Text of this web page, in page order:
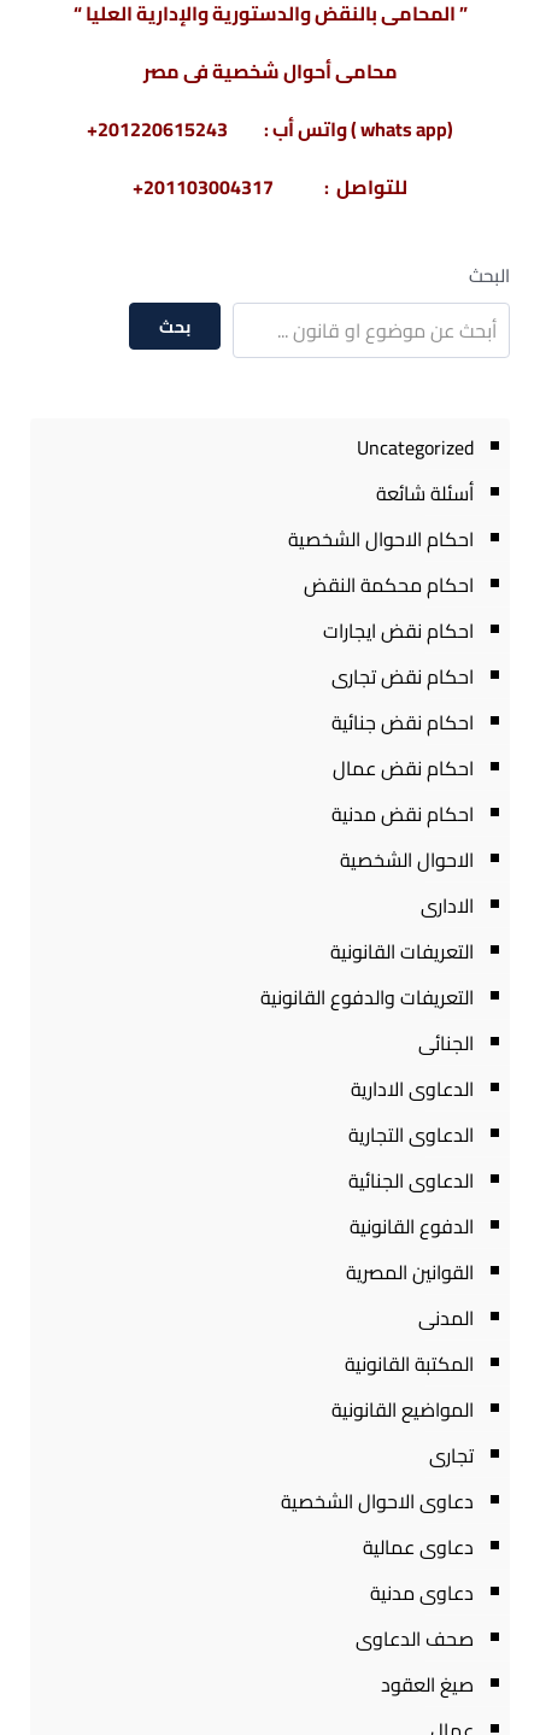
” المحامى بالنقض والدستورية والإدارية العليا “
محامى أحوال شخصية فى مصر
(whats app ) واتس أب : 201220615243+
للتواصل : 201103004317+
البحث
بحث
Uncategorized
أسئلة شائعة
احكام الاحوال الشخصية
احكام محكمة النقض
احكام نقض ايجارات
احكام نقض تجارى
احكام نقض جنائية
احكام نقض عمال
احكام نقض مدنية
الاحوال الشخصية
الادارى
التعريفات القانونية
التعريفات والدفوع القانونية
الجنائى
الدعاوى الادارية
الدعاوى التجارية
الدعاوى الجنائية
الدفوع القانونية
القوانين المصرية
المدنى
المكتبة القانونية
المواضيع القانونية
تجارى
دعاوى الاحوال الشخصية
دعاوى عمالية
دعاوى مدنية
صحف الدعاوى
صيغ العقود